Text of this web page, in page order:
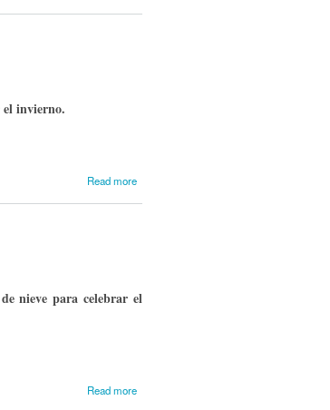
el invierno.
Read more
nieve para celebrar el
Read more